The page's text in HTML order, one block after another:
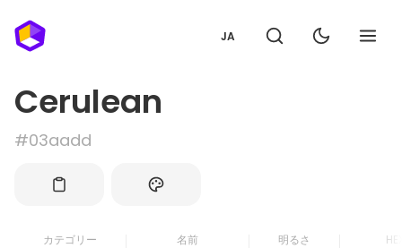
JA
Cerulean
#03aadd
カテゴリー 名前 明るさ